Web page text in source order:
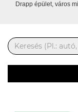
Drapp épület, város